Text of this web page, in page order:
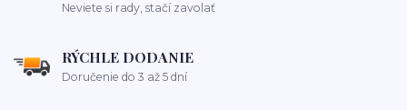
Neviete si rady, stačí zavolať
RÝCHLE DODANIE
Doručenie do 3 až 5 dní